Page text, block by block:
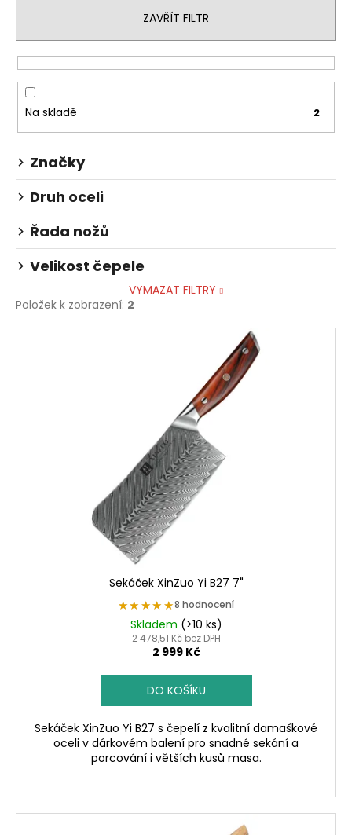
r
o
d
u
k
t
ů
ZAVŘÍT FILTR
Na skladě 2
Značky
Druh oceli
Řada nožů
Velikost čepele
VYMAZAT FILTRY
Položek k zobrazení: 2
V
Sekáček XinZuo Yi B27 7"
★★★★★
★★★★★8 hodnocení
Skladem (>10 ks)
2 478,51 Kč bez DPH
2 999 Kč
DO KOŠÍKU
Sekáček XinZuo Yi B27 s čepelí z kvalitní damaškové
oceli v dárkovém balení pro snadné sekání a
porcování i větších kusů masa.
o
p
o
u
č
u
j
e
m
e